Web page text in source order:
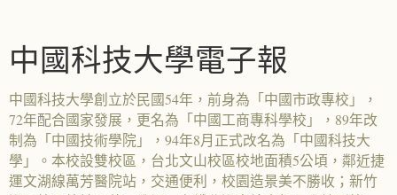
中國科技大學電子報
中國科技大學創立於民國54年，前身為「中國市政專校」，
72年配合國家發展，更名為「中國工商專科學校」，89年改
制為「中國技術學院」，94年8月正式改名為「中國科技大
學」。本校設雙校區，台北文山校區校地面積5公頃，鄰近捷
運文湖線萬芳醫院站，交通便利，校園造景美不勝收；新竹